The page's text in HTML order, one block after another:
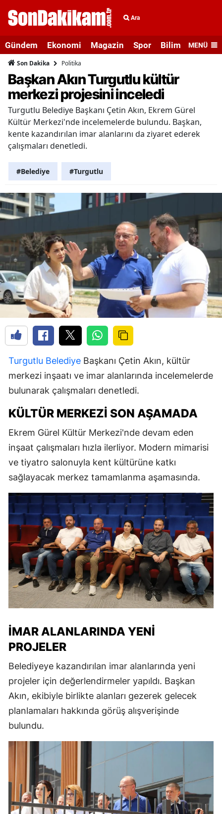
Ara
Gündem Ekonomi Magazin Spor Bilim veMENÜ
Son Dakika Politika
Başkan Akın Turgutlu kültür
merkezi projesini inceledi
Turgutlu Belediye Başkanı Çetin Akın, Ekrem Gürel
Kültür Merkezi'nde incelemelerde bulundu. Başkan,
kente kazandırılan imar alanlarını da ziyaret ederek
çalışmaları denetledi.
#Belediye #Turgutlu
Turgutlu Belediye Başkanı Çetin Akın, kültür
merkezi inşaatı ve imar alanlarında incelemelerde
bulunarak çalışmaları denetledi.
KÜLTÜR MERKEZI SON AŞAMADA
Ekrem Gürel Kültür Merkezi'nde devam eden
inşaat çalışmaları hızla ilerliyor. Modern mimarisi
ve tiyatro salonuyla kent kültürüne katkı
sağlayacak merkez tamamlanma aşamasında.
İMAR ALANLARINDA YENI
PROJELER
Belediyeye kazandırılan imar alanlarında yeni
projeler için değerlendirmeler yapıldı. Başkan
Akın, ekibiyle birlikte alanları gezerek gelecek
planlamaları hakkında görüş alışverişinde
bulundu.